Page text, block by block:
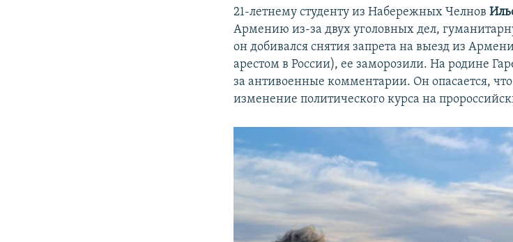
21-летнему студенту из Набережных Челнов
Армению из-за двух уголовных дел,
он добивался снятия запрета на выезд из
арестом в России), ее заморозили. На родине
за антивоенные комментарии. Он опасается,
изменение политического курса на